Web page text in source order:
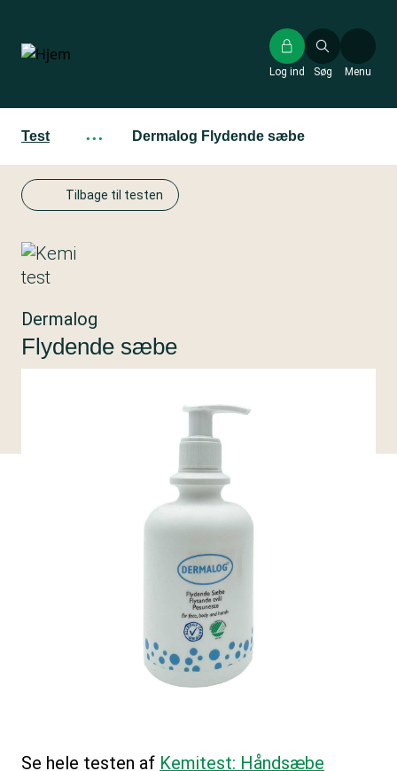
hovedindhold
Søg
Log ind Menu
Test ··· Dermalog Flydende sæbe
Tilbage til testen
Dermalog
Flydende sæbe
Se hele testen af Kemitest: Håndsæbe